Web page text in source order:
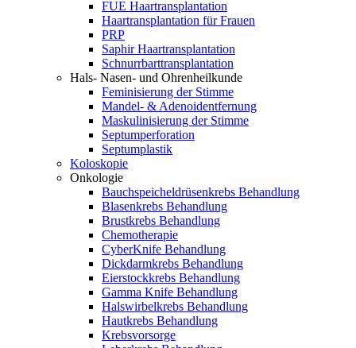
FUE Haartransplantation
Haartransplantation für Frauen
PRP
Saphir Haartransplantation
Schnurrbarttransplantation
Hals- Nasen- und Ohrenheilkunde
Feminisierung der Stimme
Mandel- & Adenoidentfernung
Maskulinisierung der Stimme
Septumperforation
Septumplastik
Koloskopie
Onkologie
Bauchspeicheldrüsenkrebs Behandlung
Blasenkrebs Behandlung
Brustkrebs Behandlung
Chemotherapie
CyberKnife Behandlung
Dickdarmkrebs Behandlung
Eierstockkrebs Behandlung
Gamma Knife Behandlung
Halswirbelkrebs Behandlung
Hautkrebs Behandlung
Krebsvorsorge